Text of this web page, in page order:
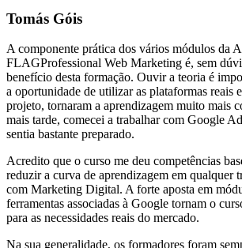
Tomás Góis
A componente prática dos vários módulos da
FLAGProfessional Web Marketing é, sem
benefício desta formação. Ouvir a teoria é
a oportunidade de utilizar as plataformas reais
projeto, tornaram a aprendizagem muito mais
mais tarde, comecei a trabalhar com Google
sentia bastante preparado.
Acredito que o curso me deu competências
reduzir a curva de aprendizagem em qualquer
com Marketing Digital. A forte aposta em
ferramentas associadas à Google tornam o
para as necessidades reais do mercado.
Na sua generalidade, os formadores foram